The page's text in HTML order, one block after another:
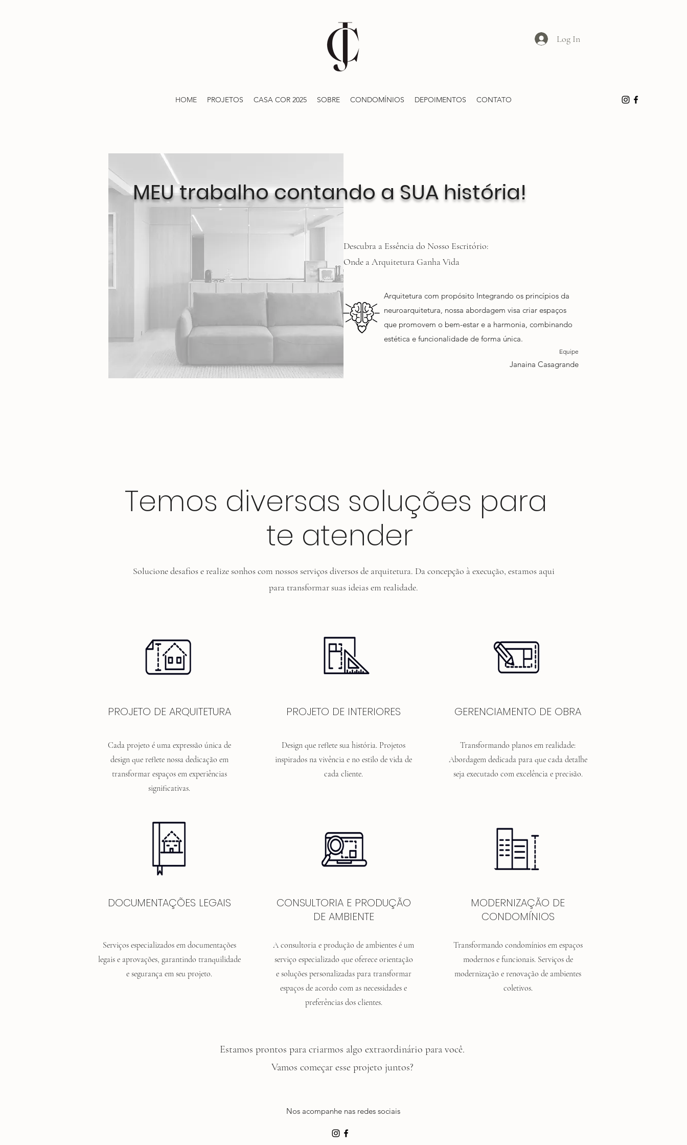
Log In
HOME PROJETOS CASA COR 2025 SOBRE CONDOMÍNIOS DEPOIMENTOS CONTATO
MEU trabalho contando a SUA história!
Descubra a Essência do Nosso Escritório:
Onde a Arquitetura Ganha Vida
Arquitetura com propósito Integrando os princípios da
neuroarquitetura, nossa abordagem visa criar espaços
que promovem o bem-estar e a harmonia, combinando
estética e funcionalidade de forma única.
Equipe
Janaina Casagrande
Temos diversas soluções para
te atender
Solucione desafios e realize sonhos com nossos serviços diversos de arquitetura. Da concepção à execução, estamos aqui
para transformar suas ideias em realidade.
PROJETO DE ARQUITETURA
Cada projeto é uma expressão única de
design que reflete nossa dedicação em
transformar espaços em experiências
significativas.
DOCUMENTAÇÕES LEGAIS
Serviços especializados em documentações
legais e aprovações, garantindo tranquilidade
e segurança em seu projeto.
PROJETO DE INTERIORES
Design que reflete sua história. Projetos
inspirados na vivência e no estilo de vida de
cada cliente.
CONSULTORIA E PRODUÇÃO
DE AMBIENTE
A consultoria e produção de ambientes é um
serviço especializado que oferece orientação
e soluções personalizadas para transformar
espaços de acordo com as necessidades e
preferências dos clientes.
GERENCIAMENTO DE OBRA
Transformando planos em realidade:
Abordagem dedicada para que cada detalhe
seja executado com excelência e precisão.
MODERNIZAÇÃO DE
CONDOMÍNIOS
Transformando condomínios em espaços
modernos e funcionais. Serviços de
modernização e renovação de ambientes
coletivos.
Estamos prontos para criarmos algo extraordinário para você.
Vamos começar esse projeto juntos?
Nos acompanhe nas redes sociais